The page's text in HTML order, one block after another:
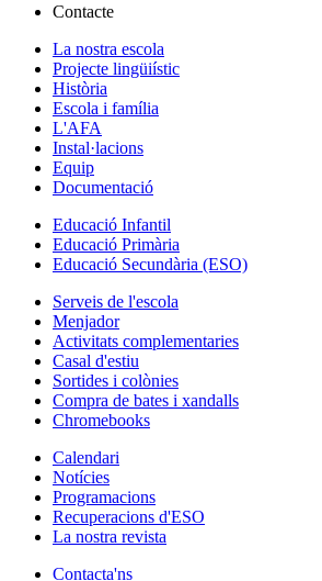
Contacte
La nostra escola
Projecte lingüiístic
Història
Escola i família
L'AFA
Instal·lacions
Equip
Documentació
Educació Infantil
Educació Primària
Educació Secundària (ESO)
Serveis de l'escola
Menjador
Activitats complementaries
Casal d'estiu
Sortides i colònies
Compra de bates i xandalls
Chromebooks
Calendari
Notícies
Programacions
Recuperacions d'ESO
La nostra revista
Contacta'ns